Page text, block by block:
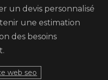
un devis personnalisé
une estimation
des besoins
web seo